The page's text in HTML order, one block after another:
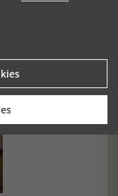
ØKONOMISKE
HISTORIE 1910-
1960